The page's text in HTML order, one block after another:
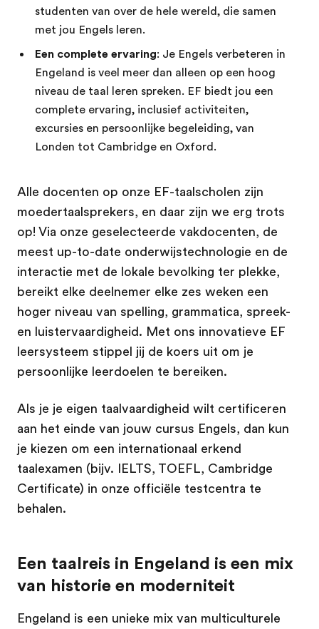
studenten van over de hele wereld, die samen
met jou Engels leren.
Een complete ervaring: Je Engels verbeteren in
Engeland is veel meer dan alleen op een hoog
niveau de taal leren spreken. EF biedt jou een
complete ervaring, inclusief activiteiten,
excursies en persoonlijke begeleiding, van
Londen tot Cambridge en Oxford.
Alle docenten op onze EF-taalscholen zijn
moedertaalsprekers, en daar zijn we erg trots
op! Via onze geselecteerde vakdocenten, de
meest up-to-date onderwijstechnologie en de
interactie met de lokale bevolking ter plekke,
bereikt elke deelnemer elke zes weken een
hoger niveau van spelling, grammatica, spreek-
en luistervaardigheid. Met ons innovatieve EF
leersysteem stippel jij de koers uit om je
persoonlijke leerdoelen te bereiken.
Als je je eigen taalvaardigheid wilt certificeren
aan het einde van jouw cursus Engels, dan kun
je kiezen om een internationaal erkend
taalexamen (bijv. IELTS, TOEFL, Cambridge
Certificate) in onze officiële testcentra te
behalen.
Een taalreis in Engeland is een mix
van historie en moderniteit
Engeland is een unieke mix van multiculturele